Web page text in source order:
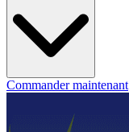
Commander maintenant